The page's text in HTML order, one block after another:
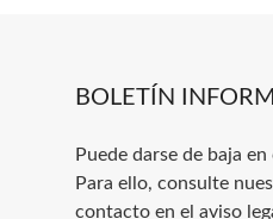
BOLETÍN
Puede darse de baja
Para ello, consulte
contacto en el aviso